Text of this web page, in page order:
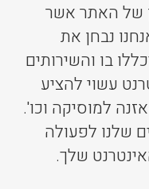
של האתר אשר
נבחן את
בו והשירותים
עשוי להציע
למוסיקה וכו'.
שלנו לפעולה
שלך.